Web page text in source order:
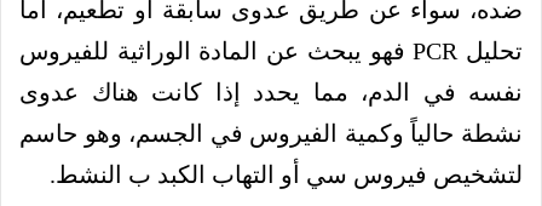
ضده، سواء عن طريق عدوى سابقة أو تطعيم، أما
تحليل PCR فهو يبحث عن المادة الوراثية للفيروس
نفسه في الدم، مما يحدد إذا كانت هناك عدوى
نشطة حالياً وكمية الفيروس في الجسم، وهو حاسم
لتشخيص فيروس سي أو التهاب الكبد ب النشط.